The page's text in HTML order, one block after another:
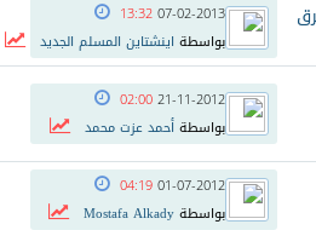
07-02-2013
13:32
بواسطة اينشتاين المسلم الجديد
21-11-2012
02:00
بواسطةأحمد عزت محمد
01-07-2012
04:19
بواسطةMostafa Alkady